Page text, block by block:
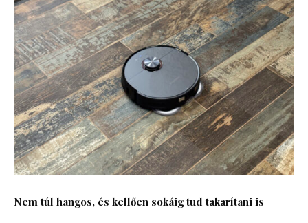
Nem túl hangos, és kellően sokáig tud takarítani is